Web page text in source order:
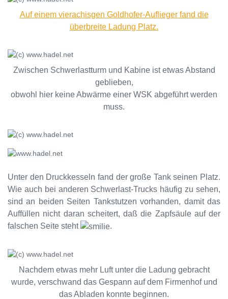
Auf einem vierachisgen Goldhofer-Auflieger fand die
überbreite Ladung Platz.
Zwischen Schwerlastturm und Kabine ist etwas Abstand
geblieben,
obwohl hier keine Abwärme einer WSK abgeführt werden
muss.
Unter den Druckkesseln fand der große Tank seinen Platz.
Wie auch bei anderen Schwerlast-Trucks häufig zu sehen,
sind an beiden Seiten Tankstutzen vorhanden, damit das
Auffüllen nicht daran scheitert, daß die Zapfsäule auf der
falschen Seite steht
.
Nachdem etwas mehr Luft unter die Ladung gebracht
wurde, verschwand das Gespann auf dem Firmenhof und
das Abladen konnte beginnen.